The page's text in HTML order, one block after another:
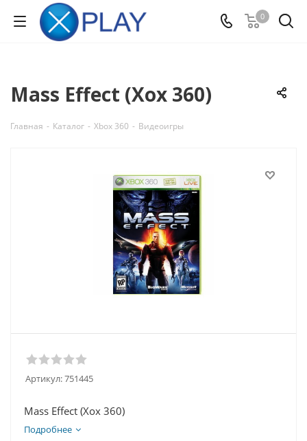
0
Mass Effect (Xox 360)
Главная - Каталог - Xbox 360 - Видеоигры
Артикул:751445
Mass Effect (Xox 360)
Подробнее